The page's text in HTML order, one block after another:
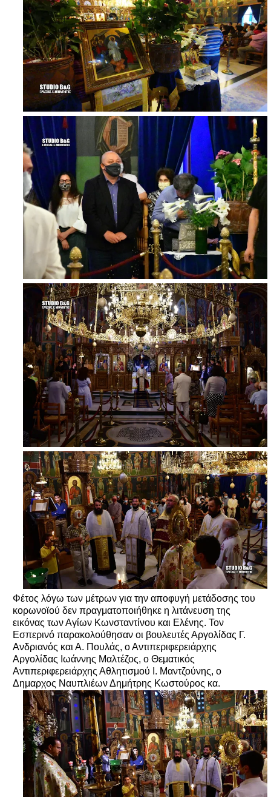
Φέτος λόγω των μέτρων για την αποφυγή μετάδοσης του
κορωνοϊού δεν πραγματοποιήθηκε η λιτάνευση της
εικόνας των Αγίων Κωνσταντίνου και Ελένης. Τον
Εσπερινό παρακολούθησαν οι βουλευτές Αργολίδας Γ.
Ανδριανός και Α. Πουλάς, ο Αντιπεριφερειάρχης
Αργολίδας Ιωάννης Μαλτέζος, ο Θεματικός
Αντιπεριφερειάρχης Αθλητισμού Ι. Μαντζούνης, ο
Δημαρχος Ναυπλιέων Δημήτρης Κωστούρος κα.